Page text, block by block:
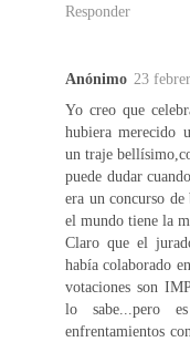
Responder
Anónimo 23
Yo creo que
hubiera merecido
un traje
puede dudar
era un concurso
el mundo tiene la
Claro que el
había colaborado
votaciones son
lo sabe...pero
enfrentamientos